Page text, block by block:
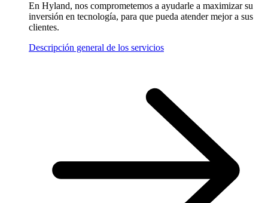
En Hyland, nos comprometemos a ayudarle a maximizar su
inversión en tecnología, para que pueda atender mejor a sus
clientes.
Descripción general de los servicios